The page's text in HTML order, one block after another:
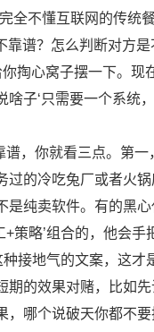
全不懂互联网的传
谱？怎么判断对方
掏心窝子摆一下。
子‘只需要一个系统
谱，你就看三点。第
的冷吃兔厂或者火
是纯卖软件。有的黑
策略’组合的，他会
种接地气的文案，这
期的效果对赌，比如
哪个说破天你都不